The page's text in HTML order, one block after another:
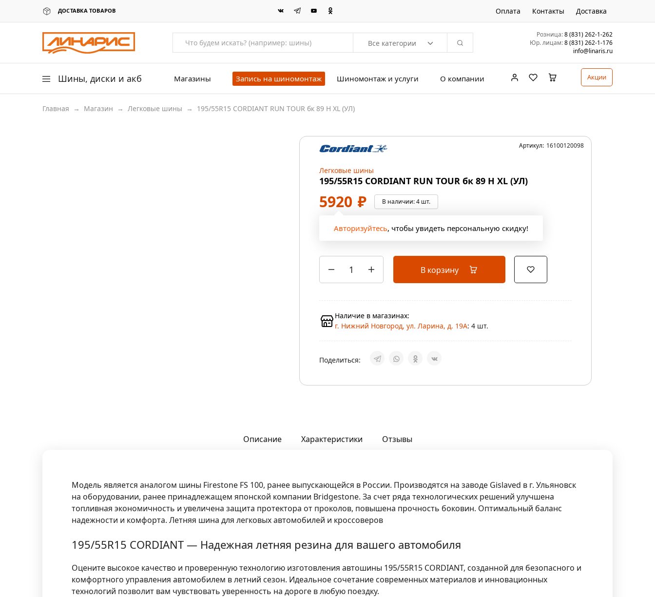
ДОСТАВКА ТОВАРОВ Оплата Контакты Доставка
Линарис
Продажа
шин,
дисков
аккумуляторов
Все категории
Розница:8 (831) 262-1-262
Юр. лицам:8 (831) 262-1-176
info@linaris.ru
Шины, диски и акб
Легковые шины
Магазины Запись на шиномонтаж Шиномонтаж и услуги О компании Акции
Главная → Магазин → Легковые шины → 195/55R15 CORDIANT RUN TOUR бк 89 H XL (УЛ)
Легковые шины
195/55R15 CORDIANT RUN TOUR бк 89 H XL (УЛ)
5920 ₽ В наличии:4 шт.
Авторизуйтесь, чтобы увидеть персональную скидку!
В корзину
Артикул: 16100120098
Наличие в магазинах:
г. Нижний Новгород, ул. Ларина, д. 19А: 4 шт.
Поделиться:
Описание Характеристики Отзывы
Модель является аналогом шины Firestone FS 100, ранее выпускающейся в России. Производятся на заводе Gislaved в г. Ульяновск
на оборудовании, ранее принадлежащем японской компании Bridgestone. За счет ряда технологических решений улучшена
топливная экономичность и увеличена защита протектора от проколов, повышена прочность боковин. Оптимальный баланс
надежности и комфорта. Летняя шина для легковых автомобилей и кроссоверов
195/55R15 CORDIANT — Надежная летняя резина для вашего автомобиля
Оцените высокое качество и проверенную технологию изготовления автошины 195/55R15 CORDIANT, созданной для безопасного и
комфортного управления автомобилем в летний сезон. Идеальное сочетание современных материалов и инновационных
технологий позволит вам чувствовать уверенность на дороге в любую поездку.